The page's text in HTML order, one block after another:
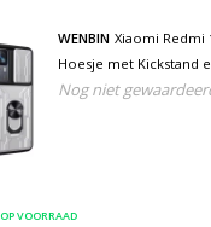
WENBIN Xiaomi Redmi
Hoesje met Kickstand
Pop Grip Cover - Wit
Nog niet
OP VOORRAAD